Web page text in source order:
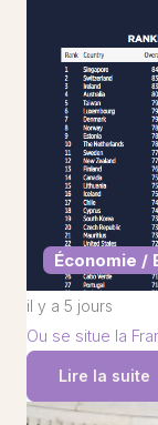
Économie /
il y a 5 jours
Ou se situe la
Lire la suite